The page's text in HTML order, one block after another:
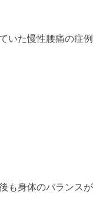
いた慢性腰痛の症例
も身体のバランスが